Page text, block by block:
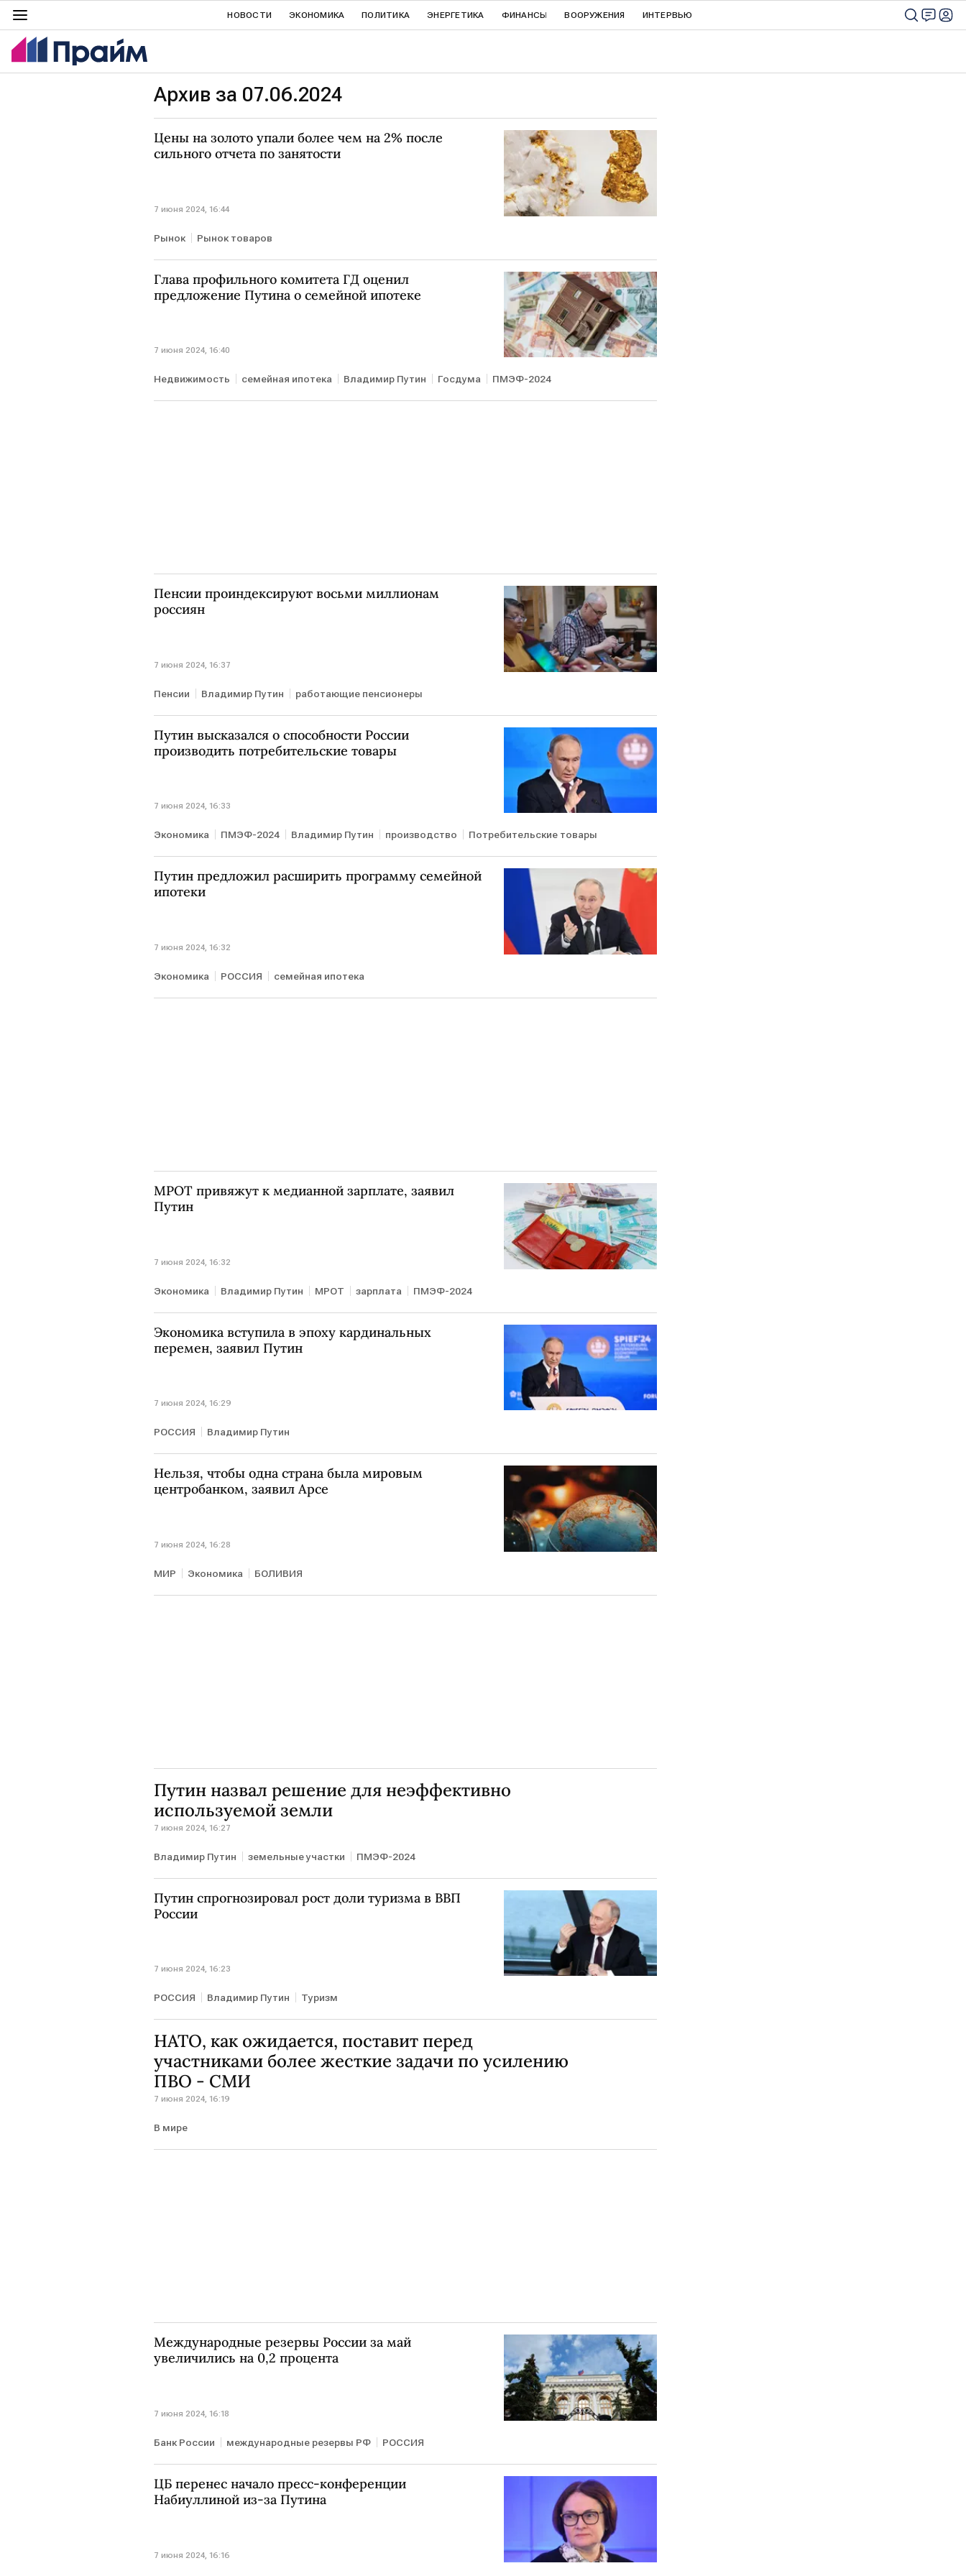
НОВОСТИ ЭКОНОМИКА ПОЛИТИКА ЭНЕРГЕТИКА ФИНАНСЫ ВООРУЖЕНИЯ ИНТЕРВЬЮ
Архив за 07.06.2024
Цены на золото упали более чем на 2% после
сильного отчета по занятости
7 июня 2024, 16:44
Рынок Рынок товаров
Глава профильного комитета ГД оценил
предложение Путина о семейной ипотеке
7 июня 2024, 16:40
Недвижимость семейная ипотека Владимир Путин Госдума ПМЭФ-2024
Пенсии проиндексируют восьми миллионам
россиян
7 июня 2024, 16:37
Пенсии Владимир Путин работающие пенсионеры
Путин высказался о способности России
производить потребительские товары
7 июня 2024, 16:33
Экономика ПМЭФ-2024 Владимир Путин производство Потребительские товары
Путин предложил расширить программу семейной
ипотеки
7 июня 2024, 16:32
Экономика РОССИЯ семейная ипотека
МРОТ привяжут к медианной зарплате, заявил
Путин
7 июня 2024, 16:32
Экономика Владимир Путин МРОТ зарплата ПМЭФ-2024
Экономика вступила в эпоху кардинальных
перемен, заявил Путин
7 июня 2024, 16:29
РОССИЯ Владимир Путин
Нельзя, чтобы одна страна была мировым
центробанком, заявил Арсе
7 июня 2024, 16:28
МИР Экономика БОЛИВИЯ
Путин назвал решение для неэффективно
используемой земли
7 июня 2024, 16:27
Владимир Путин земельные участки ПМЭФ-2024
Путин спрогнозировал рост доли туризма в ВВП
России
7 июня 2024, 16:23
РОССИЯ Владимир Путин Туризм
НАТО, как ожидается, поставит перед
участниками более жесткие задачи по усилению
ПВО - СМИ
7 июня 2024, 16:19
В мире
Международные резервы России за май
увеличились на 0,2 процента
7 июня 2024, 16:18
Банк России международные резервы РФ РОССИЯ
ЦБ перенес начало пресс-конференции
Набиуллиной из-за Путина
7 июня 2024, 16:16